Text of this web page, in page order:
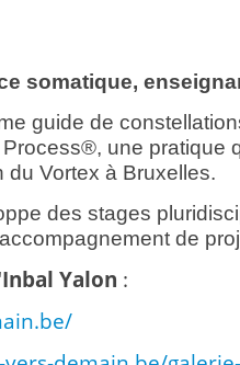
somatique,
guide de
une pratique
du Vortex à Bruxelles.
des stages
de
Yalon :